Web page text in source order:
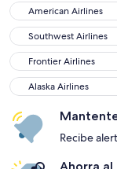
American Airlines
American Airlines
Southwest Airlines
Southwest Airlines
Frontier Airlines
Frontier Airlines
Alaska Airlines
Alaska Airlines
Recibe